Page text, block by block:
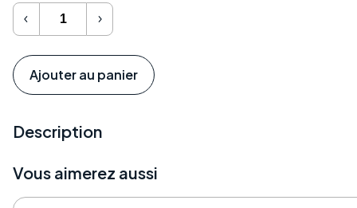
quantité
de
Niu
Mseries
Ajouter au panier
Description
Vous aimerez aussi